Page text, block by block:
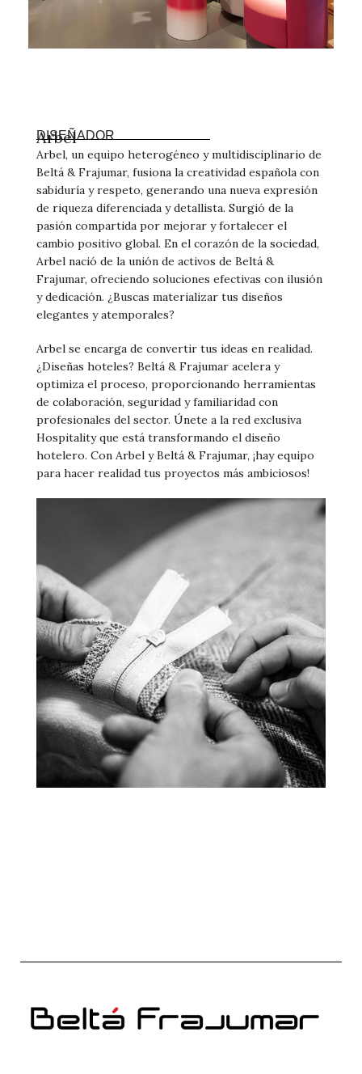
Arbel
DISEÑADOR
Arbel, un equipo heterogéneo y multidisciplinario de
Beltá & Frajumar, fusiona la creatividad española con
sabiduría y respeto, generando una nueva expresión
de riqueza diferenciada y detallista. Surgió de la
pasión compartida por mejorar y fortalecer el
cambio positivo global. En el corazón de la sociedad,
Arbel nació de la unión de activos de Beltá &
Frajumar, ofreciendo soluciones efectivas con ilusión
y dedicación. ¿Buscas materializar tus diseños
elegantes y atemporales?
Arbel se encarga de convertir tus ideas en realidad.
¿Diseñas hoteles? Beltá & Frajumar acelera y
optimiza el proceso, proporcionando herramientas
de colaboración, seguridad y familiaridad con
profesionales del sector. Únete a la red exclusiva
Hospitality que está transformando el diseño
hotelero. Con Arbel y Beltá & Frajumar, ¡hay equipo
para hacer realidad tus proyectos más ambiciosos!